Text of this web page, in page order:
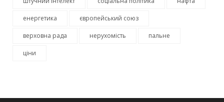
енергетика європейський союз
верховна рада нерухомість пальне
ціни